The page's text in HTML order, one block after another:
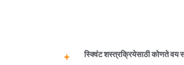
स्क्विंट शस्त्रक्रियेसाठी कोणते वय